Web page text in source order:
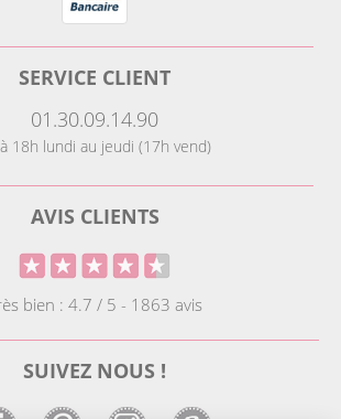
SERVICE CLIENT
01.30.09.14.90
18h lundi au jeudi (17h vend)
AVIS CLIENTS
bien : 4.7 / 5 - 1863 avis
SUIVEZ NOUS !